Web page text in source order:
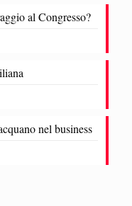
al Congresso?
nel business